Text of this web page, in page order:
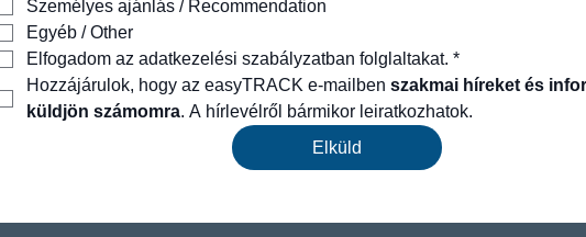
Személyes ajánlás / Recommendation
Egyéb / Other
Elfogadom az adatkezelési szabályzatban folglaltakat. *
Hozzájárulok, hogy az easyTRACK e-mailben szakmai híreket és
küldjön számomra. A hírlevélről bármikor leiratkozhatok.
Elküld